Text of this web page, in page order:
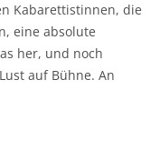
Kabarettistinnen, die
eine absolute
her, und noch
auf Bühne. An